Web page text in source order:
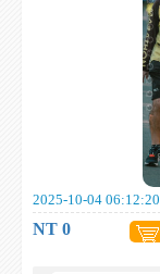
2025-10-04 06:12:20
NT 0